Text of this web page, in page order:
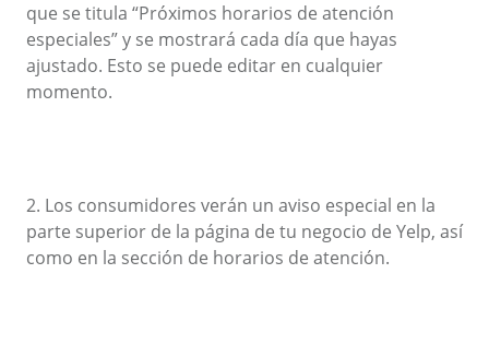
que se titula “Próximos horarios de atención
especiales” y se mostrará cada día que hayas
ajustado. Esto se puede editar en cualquier
momento.
2. Los consumidores verán un aviso especial en la
parte superior de la página de tu negocio de Yelp, así
como en la sección de horarios de atención.